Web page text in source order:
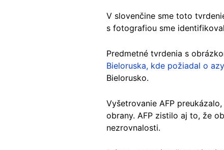
V slovenčine sme toto
s fotografiou sme
Predmetné tvrdenia s
Bieloruska, kde požiadal o
Bielorusko.
Vyšetrovanie AFP
obrany. AFP zistilo aj to, že
nezrovnalosti.